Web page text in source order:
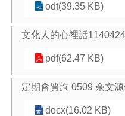
odt(39.35 KB)
文化人的心裡話1140424
pdf(62.47 KB)
定期會質詢 0509 余文
docx(16.02 KB)